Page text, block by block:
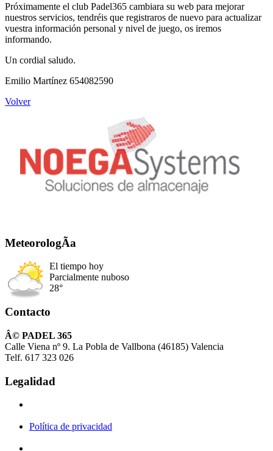
Próximamente el club Padel365 cambiara su web para mejorar
nuestros servicios, tendréis que registraros de nuevo para actualizar
vuestra información personal y nivel de juego, os iremos
informando.
Un cordial saludo.
Emilio Martínez 654082590
Volver
MeteorologÃ­a
El tiempo hoy
Parcialmente nuboso
28°
Contacto
Â© PADEL 365
Calle Viena nº 9. La Pobla de Vallbona (46185) Valencia
Telf. 617 323 026
Legalidad
Política de privacidad